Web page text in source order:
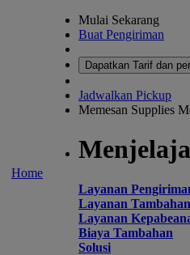
Home
Mulai Sekarang
Buat Pengiriman
Dapatkan Tarif dan
Jadwalkan Pickup
Memesan Supplies
Layanan
Layanan Tambahan
Layanan
Biaya Tambahan
Solusi